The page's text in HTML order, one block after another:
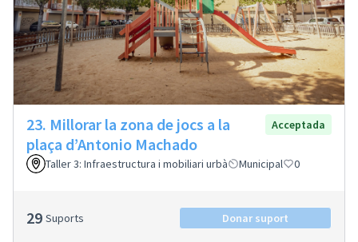
23. Millorar la zona de jocs a la
plaça d’Antonio Machado
Acceptada
Taller 3: Infraestructura i mobiliari urbà Municipal 0
29 Suports Donar suport